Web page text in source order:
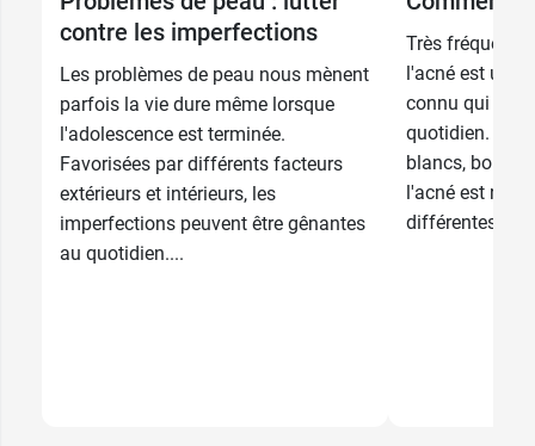
2 x 500 ml
contre les imperfections
Les problèmes de peau nous mènent
parfois la vie dure même lorsque
l'adolescence est terminée.
Favorisées par différents facteurs
extérieurs et intérieurs, les
imperfections peuvent être gênantes
au quotidien....
Très fréquente
l'acné est un
connu qui
quotidien.
blancs,
l'acné est
différentes...